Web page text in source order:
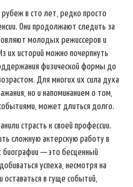
в сто лет, редко просто
Они продолжают следить за
молодых режиссеров и
их историй можно почерпнуть
физической формы до
Для многих их сила духа
но и напоминанием о том,
может длиться долго.
страсть к своей профессии.
сложную актерскую работу в
— это бесценный
успеха, несмотря на
в гуще событий,